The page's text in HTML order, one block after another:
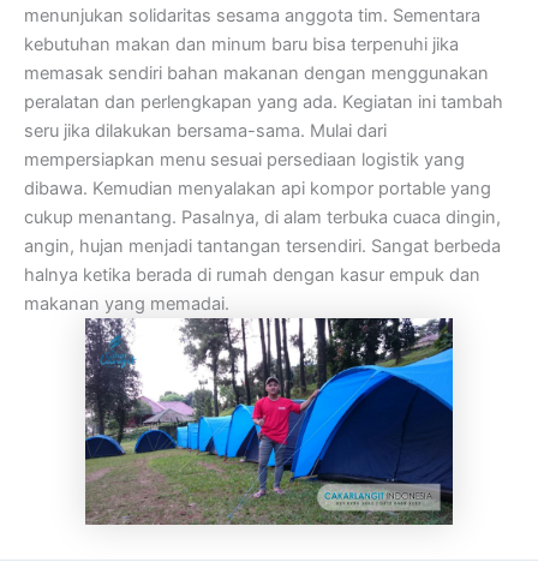
menunjukan solidaritas sesama anggota tim. Sementara
kebutuhan makan dan minum baru bisa terpenuhi jika
memasak sendiri bahan makanan dengan menggunakan
peralatan dan perlengkapan yang ada. Kegiatan ini tambah
seru jika dilakukan bersama-sama. Mulai dari
mempersiapkan menu sesuai persediaan logistik yang
dibawa. Kemudian menyalakan api kompor portable yang
cukup menantang. Pasalnya, di alam terbuka cuaca dingin,
angin, hujan menjadi tantangan tersendiri. Sangat berbeda
halnya ketika berada di rumah dengan kasur empuk dan
makanan yang memadai.